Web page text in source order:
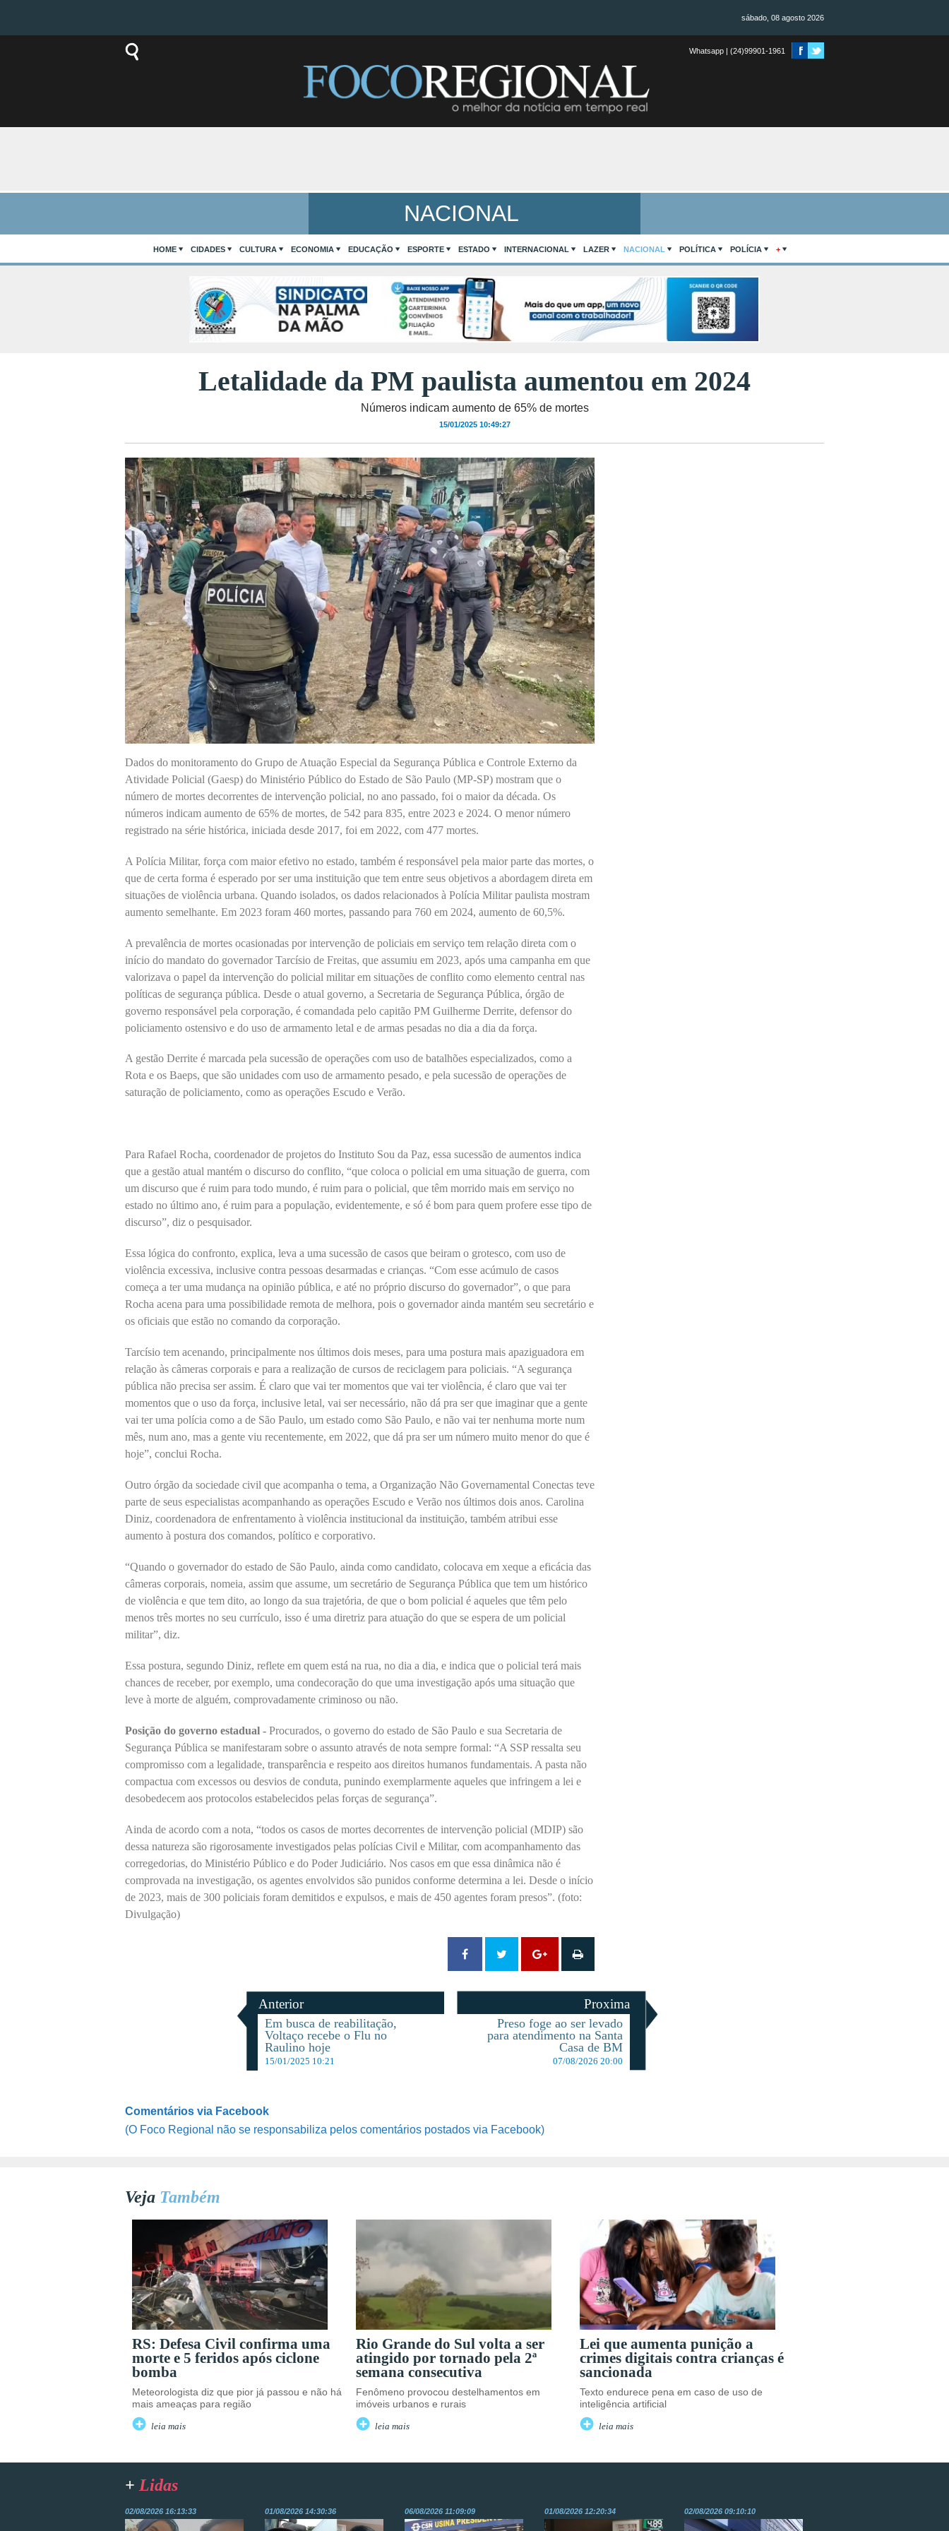
sábado, 08 agosto 2026
Whatsapp | (24)99901-1961
NACIONAL
HOME CIDADES CULTURA ECONOMIA EDUCAÇÃO ESPORTE ESTADO INTERNACIONAL LAZER NACIONAL POLÍTICA POLÍCIA +
Letalidade da PM paulista aumentou em 2024
Números indicam aumento de 65% de mortes
15/01/2025 10:49:27
Dados do monitoramento do Grupo de Atuação Especial da Segurança Pública e Controle Externo da
Atividade Policial (Gaesp) do Ministério Público do Estado de São Paulo (MP-SP) mostram que o
número de mortes decorrentes de intervenção policial, no ano passado, foi o maior da década. Os
números indicam aumento de 65% de mortes, de 542 para 835, entre 2023 e 2024. O menor número
registrado na série histórica, iniciada desde 2017, foi em 2022, com 477 mortes.
A Polícia Militar, força com maior efetivo no estado, também é responsável pela maior parte das mortes, o
que de certa forma é esperado por ser uma instituição que tem entre seus objetivos a abordagem direta em
situações de violência urbana. Quando isolados, os dados relacionados à Polícia Militar paulista mostram
aumento semelhante. Em 2023 foram 460 mortes, passando para 760 em 2024, aumento de 60,5%.
A prevalência de mortes ocasionadas por intervenção de policiais em serviço tem relação direta com o
início do mandato do governador Tarcísio de Freitas, que assumiu em 2023, após uma campanha em que
valorizava o papel da intervenção do policial militar em situações de conflito como elemento central nas
políticas de segurança pública. Desde o atual governo, a Secretaria de Segurança Pública, órgão de
governo responsável pela corporação, é comandada pelo capitão PM Guilherme Derrite, defensor do
policiamento ostensivo e do uso de armamento letal e de armas pesadas no dia a dia da força.
A gestão Derrite é marcada pela sucessão de operações com uso de batalhões especializados, como a
Rota e os Baeps, que são unidades com uso de armamento pesado, e pela sucessão de operações de
saturação de policiamento, como as operações Escudo e Verão.
Para Rafael Rocha, coordenador de projetos do Instituto Sou da Paz, essa sucessão de aumentos indica
que a gestão atual mantém o discurso do conflito, “que coloca o policial em uma situação de guerra, com
um discurso que é ruim para todo mundo, é ruim para o policial, que têm morrido mais em serviço no
estado no último ano, é ruim para a população, evidentemente, e só é bom para quem profere esse tipo de
discurso”, diz o pesquisador.
Essa lógica do confronto, explica, leva a uma sucessão de casos que beiram o grotesco, com uso de
violência excessiva, inclusive contra pessoas desarmadas e crianças. “Com esse acúmulo de casos
começa a ter uma mudança na opinião pública, e até no próprio discurso do governador”, o que para
Rocha acena para uma possibilidade remota de melhora, pois o governador ainda mantém seu secretário e
os oficiais que estão no comando da corporação.
Tarcísio tem acenando, principalmente nos últimos dois meses, para uma postura mais apaziguadora em
relação às câmeras corporais e para a realização de cursos de reciclagem para policiais. “A segurança
pública não precisa ser assim. É claro que vai ter momentos que vai ter violência, é claro que vai ter
momentos que o uso da força, inclusive letal, vai ser necessário, não dá pra ser que imaginar que a gente
vai ter uma polícia como a de São Paulo, um estado como São Paulo, e não vai ter nenhuma morte num
mês, num ano, mas a gente viu recentemente, em 2022, que dá pra ser um número muito menor do que é
hoje”, conclui Rocha.
Outro órgão da sociedade civil que acompanha o tema, a Organização Não Governamental Conectas teve
parte de seus especialistas acompanhando as operações Escudo e Verão nos últimos dois anos. Carolina
Diniz, coordenadora de enfrentamento à violência institucional da instituição, também atribui esse
aumento à postura dos comandos, político e corporativo.
“Quando o governador do estado de São Paulo, ainda como candidato, colocava em xeque a eficácia das
câmeras corporais, nomeia, assim que assume, um secretário de Segurança Pública que tem um histórico
de violência e que tem dito, ao longo da sua trajetória, de que o bom policial é aqueles que têm pelo
menos três mortes no seu currículo, isso é uma diretriz para atuação do que se espera de um policial
militar”, diz.
Essa postura, segundo Diniz, reflete em quem está na rua, no dia a dia, e indica que o policial terá mais
chances de receber, por exemplo, uma condecoração do que uma investigação após uma situação que
leve à morte de alguém, comprovadamente criminoso ou não.
Posição do governo estadual - Procurados, o governo do estado de São Paulo e sua Secretaria de
Segurança Pública se manifestaram sobre o assunto através de nota sempre formal: “A SSP ressalta seu
compromisso com a legalidade, transparência e respeito aos direitos humanos fundamentais. A pasta não
compactua com excessos ou desvios de conduta, punindo exemplarmente aqueles que infringem a lei e
desobedecem aos protocolos estabelecidos pelas forças de segurança”.
Ainda de acordo com a nota, “todos os casos de mortes decorrentes de intervenção policial (MDIP) são
dessa natureza são rigorosamente investigados pelas polícias Civil e Militar, com acompanhamento das
corregedorias, do Ministério Público e do Poder Judiciário. Nos casos em que essa dinâmica não é
comprovada na investigação, os agentes envolvidos são punidos conforme determina a lei. Desde o início
de 2023, mais de 300 policiais foram demitidos e expulsos, e mais de 450 agentes foram presos”. (foto:
Divulgação)
Anterior
Em busca de reabilitação,
Voltaço recebe o Flu no
Raulino hoje
15/01/2025 10:21
Proxima
Preso foge ao ser levado
para atendimento na Santa
Casa de BM
07/08/2026 20:00
Comentários via Facebook
(O Foco Regional não se responsabiliza pelos comentários postados via Facebook)
Veja Também
RS: Defesa Civil confirma uma
morte e 5 feridos após ciclone
bomba
Meteorologista diz que pior já passou e não há
mais ameaças para região
leia mais
Rio Grande do Sul volta a ser
atingido por tornado pela 2ª
semana consecutiva
Fenômeno provocou destelhamentos em
imóveis urbanos e rurais
leia mais
Lei que aumenta punição a
crimes digitais contra crianças é
sancionada
Texto endurece pena em caso de uso de
inteligência artificial
leia mais
+ Lidas
02/08/2026 16:13:33 01/08/2026 14:30:36 06/08/2026 11:09:09 01/08/2026 12:20:34 02/08/2026 09:10:10